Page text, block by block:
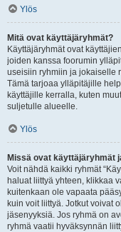
Ylös
Mitä ovat käyttäjäryhmät?
Käyttäjäryhmät ovat
joiden kanssa foorumin
useisiin ryhmiin ja jokaiselle
Tämä tarjoaa ylläpitäjille
käyttäjille kerralla, kuten
suljetulle alueelle.
Ylös
Missä ovat käyttäjäryhmät
Voit nähdä kaikki ryhmät
haluat liittyä yhteen, klikkaa
kuitenkaan ole vapaata
kuin voit liittyä. Jotkut voivat
jäsenyyksiä. Jos ryhmä on
ryhmä vaatii hyväksynnän